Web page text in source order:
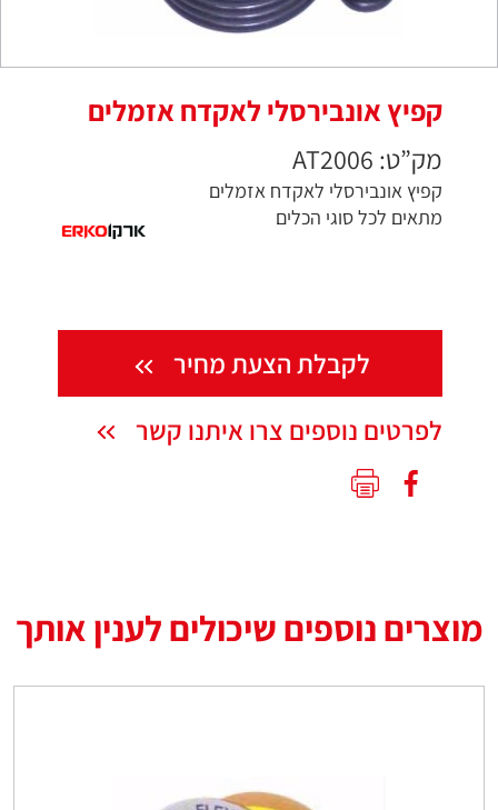
קפיץ אונבירסלי לאקדח אזמלים
מק”ט: AT2006
קפיץ אונבירסלי לאקדח אזמלים
מתאים לכל סוגי הכלים
לקבלת הצעת מחיר
לפרטים נוספים צרו איתנו קשר
מוצרים נוספים שיכולים לענין אותך